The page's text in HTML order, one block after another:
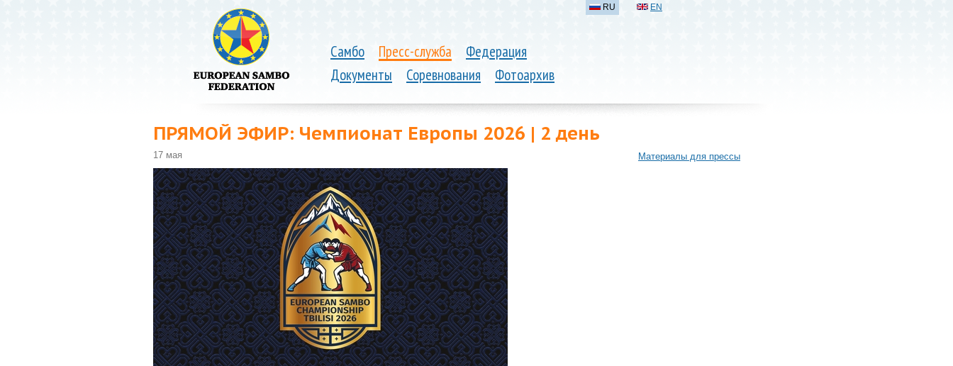
Самбо Пресс-служба
Федерация
Документы
Соревнования Фотоархив
RU EN
ПРЯМОЙ ЭФИР: Чемпионат Европы 2026 | 2 день
17 мая Материалы для прессы